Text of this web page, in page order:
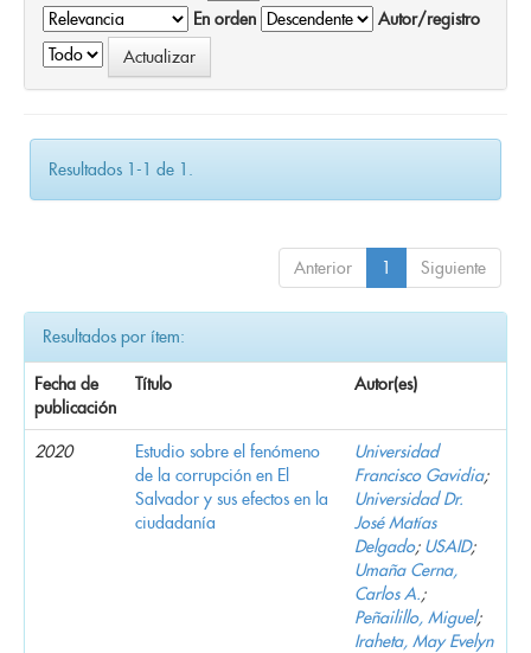
En orden
Autor/registro
Resultados 1-1 de 1.
Anterior 1 Siguiente
Resultados por ítem:
Fecha de
publicación
Título Autor(es)
2020
Estudio sobre el fenómeno
de la corrupción en El
Salvador y sus efectos en la
ciudadanía
Universidad
Francisco Gavidia;
Universidad Dr.
José Matías
Delgado; USAID;
Umaña Cerna,
Carlos A.;
Peñailillo, Miguel;
Iraheta, May Evelyn